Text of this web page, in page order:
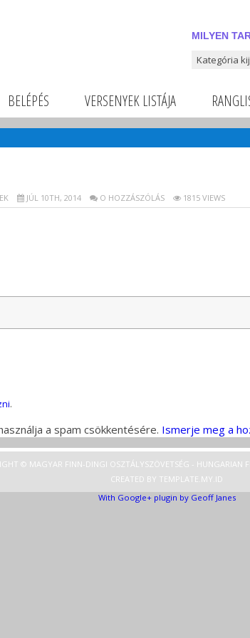
MILYEN
Milyen
BELÉPÉS VERSENYEK LISTÁJA
JÚL 10TH, 2014 O HOZZÁSZÓLÁS 1815 VIEWS
.
a spam csökkentésére. Ismerje meg a
© MAGYAR FINN-DINGI OSZTÁLYSZÖVETSÉG - HUNGARIAN
CREATED BY TEMPLATE .MY.ID
With Google+ plugin by Geoff Janes